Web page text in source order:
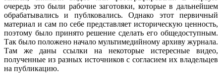
очередь это были рабочие заготовки, которые в дальнейшем
обрабатывались и публковались. Однако этот первичный
материал и сам по себе представляет историческую ценность,
поэтому было принято решение сделать его общедоступным.
Так было положено начало мультимедийному архиву журнала.
Там же даны ссылки на некоторые истересные видео,
полученные из разных источников с согласием их владельцев
на публикацию.